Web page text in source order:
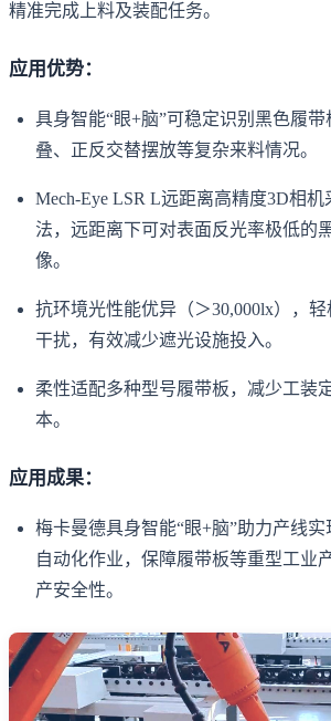
精准完成上料及装配任务。
应用优势：
具身智能“眼+脑”可稳定识别黑色履
叠、正反交替摆放等复杂来料情况。
Mech-Eye LSR L远距离高精度3D相
法，远距离下可对表面反光率极低的
像。
抗环境光性能优异（＞30,000lx），
干扰，有效减少遮光设施投入。
柔性适配多种型号履带板，减少工装
本。
应用成果：
梅卡曼德具身智能“眼+脑”助力产线
自动化作业，保障履带板等重型工业
产安全性。